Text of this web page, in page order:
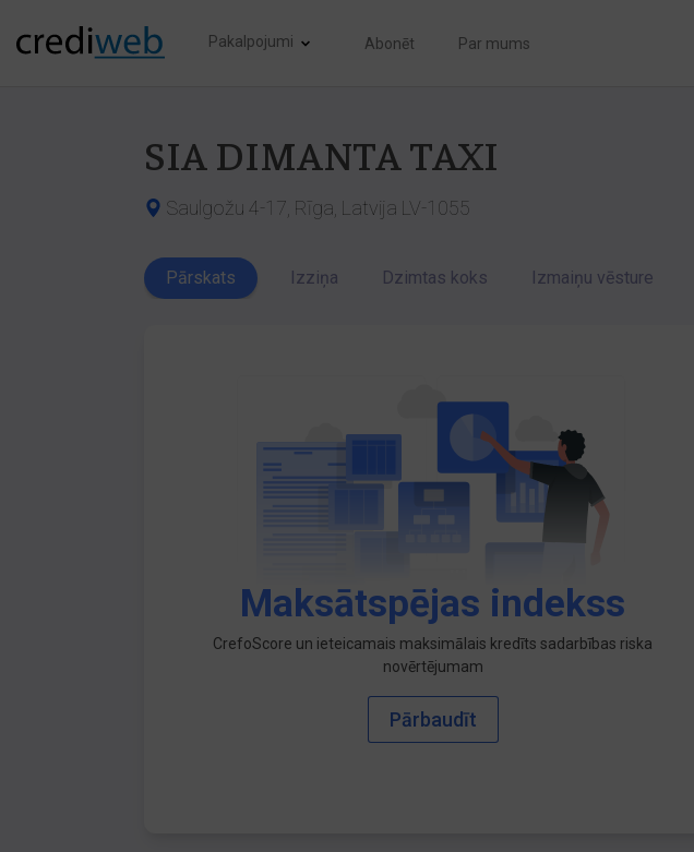
Pakalpojumi Abonēt Par mums
SIA DIMANTA TAXI
Saulgožu 4-17, Rīga, Latvija LV-1055
Pārskats Izziņa Dzimtas koks Izmaiņu vēsture
Maksātspējas indekss
CrefoScore un ieteicamais maksimālais kredīts sadarbības riska
novērtējumam
Pārbaudīt